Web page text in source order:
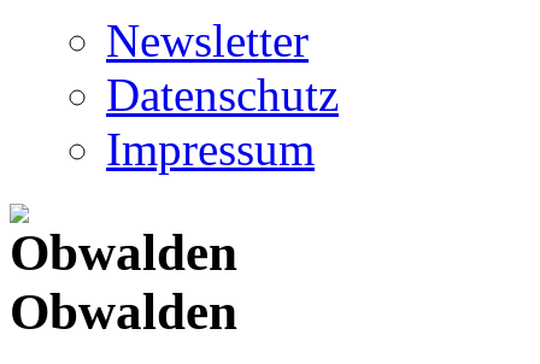
Newsletter
Datenschutz
Impressum
Obwalden